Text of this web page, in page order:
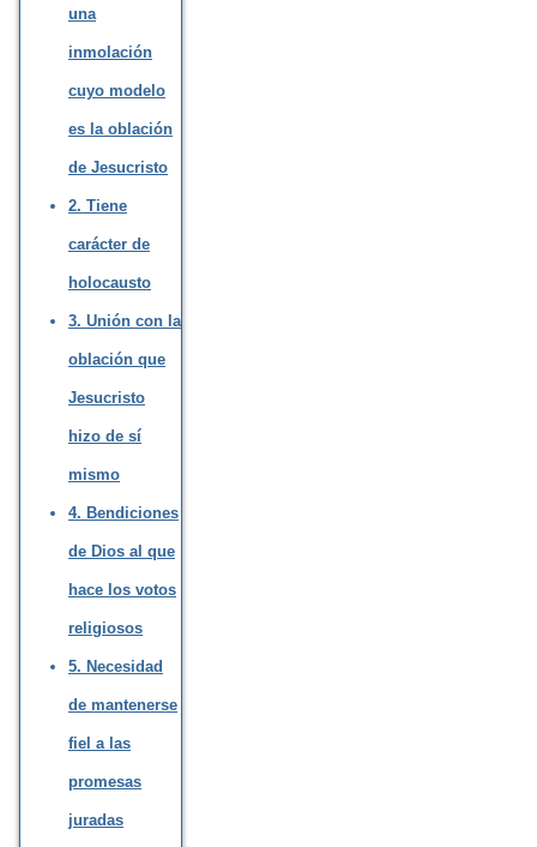
una
inmolación
cuyo modelo
es la oblación
de Jesucristo
2. Tiene
carácter de
holocausto
3. Unión con la
oblación que
Jesucristo
hizo de sí
mismo
4. Bendiciones
de Dios al que
hace los votos
religiosos
5. Necesidad
de mantenerse
fiel a las
promesas
juradas